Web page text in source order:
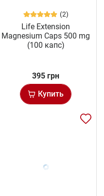
(2)
Life Extension
Magnesium Caps 500 mg
(100 капс)
395 грн
Купить